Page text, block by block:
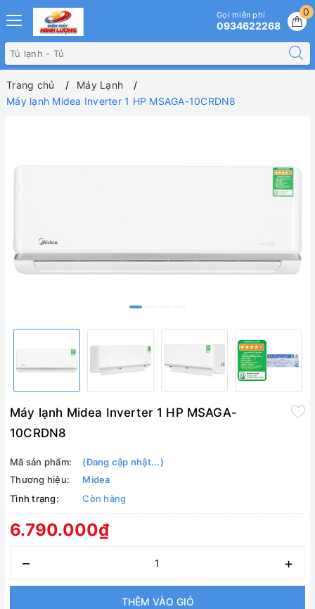
0
Gọi miễn phí
0934622268
Trang chủ
Máy Lạnh
Máy lạnh Midea Inverter 1 HP MSAGA-10CRDN8
Máy lạnh Midea Inverter 1 HP MSAGA-
10CRDN8
Mã sản phẩm:
(Đang cập nhật...)
Thương hiệu:
Midea
Tình trạng:
Còn hàng
6.790.000₫
– +
THÊM VÀO GIỎ